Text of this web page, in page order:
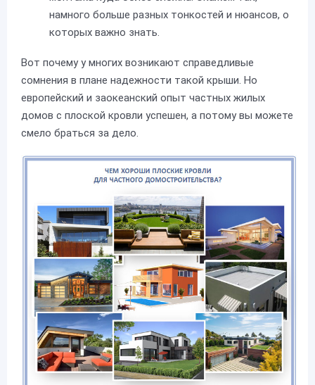
намного больше разных тонкостей и нюансов, о
которых важно знать.
Вот почему у многих возникают справедливые
сомнения в плане надежности такой крыши. Но
европейский и заокеанский опыт частных жилых
домов с плоской кровли успешен, а потому вы можете
смело браться за дело.